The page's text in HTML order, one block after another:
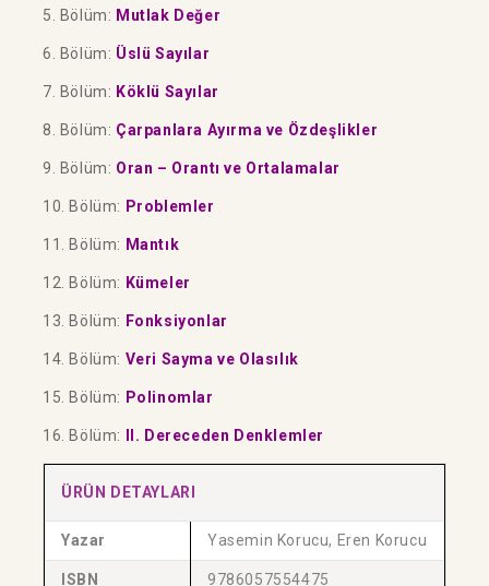
5. Bölüm: Mutlak Değer
6. Bölüm: Üslü Sayılar
7. Bölüm: Köklü Sayılar
8. Bölüm: Çarpanlara Ayırma ve Özdeşlikler
9. Bölüm: Oran – Orantı ve Ortalamalar
10. Bölüm: Problemler
11. Bölüm: Mantık
12. Bölüm: Kümeler
13. Bölüm: Fonksiyonlar
14. Bölüm: Veri Sayma ve Olasılık
15. Bölüm: Polinomlar
16. Bölüm: II. Dereceden Denklemler
ÜRÜN DETAYLARI
Yazar Yasemin Korucu, Eren Korucu
ISBN 9786057554475